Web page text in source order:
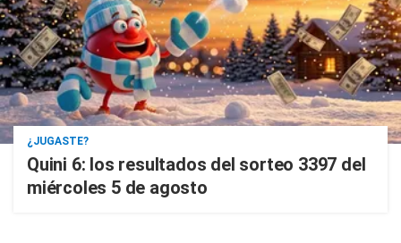
¿JUGASTE?
Quini 6: los resultados del sorteo 3397 del
miércoles 5 de agosto